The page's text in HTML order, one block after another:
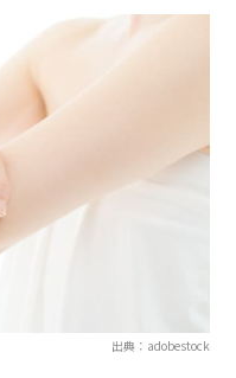
出典：adobestock